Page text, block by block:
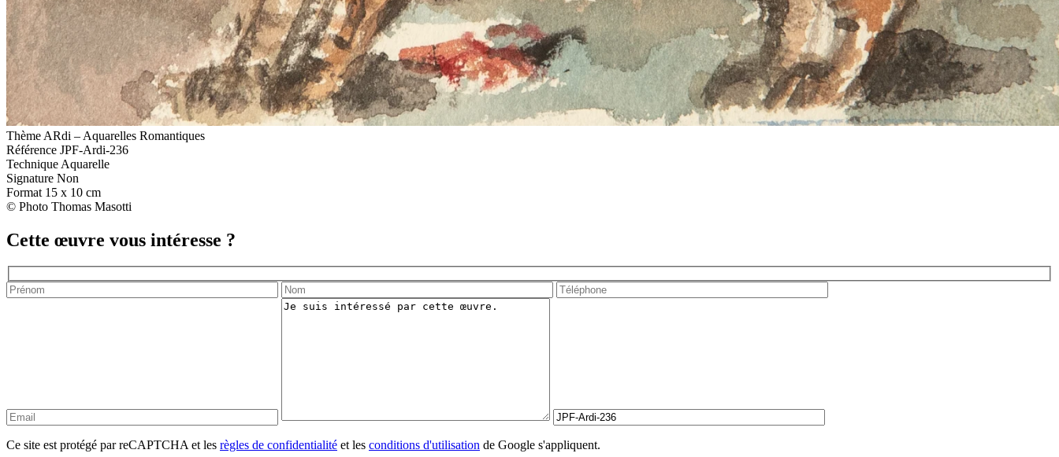
Thème ARdi – Aquarelles Romantiques
Référence JPF-Ardi-236
Technique Aquarelle
Signature Non
Format 15 x 10 cm
© Photo Thomas Masotti
Cette œuvre vous intéresse ?
Ce site est protégé par reCAPTCHA et les règles de confidentialité et les conditions d'utilisation de Google s'appliquent.